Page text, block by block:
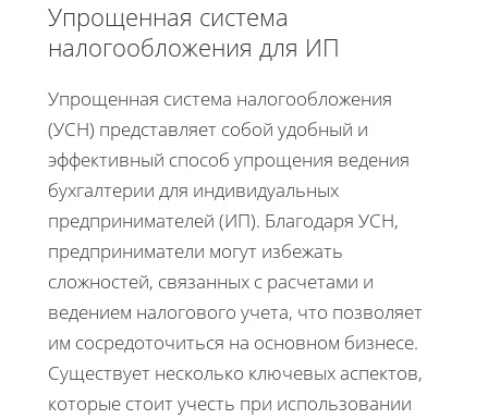
Упрощенная система
налогообложения для ИП
Упрощенная система налогообложения
(УСН) представляет собой удобный и
эффективный способ упрощения ведения
бухгалтерии для индивидуальных
предпринимателей (ИП). Благодаря УСН,
предприниматели могут избежать
сложностей, связанных с расчетами и
ведением налогового учета, что позволяет
им сосредоточиться на основном бизнесе.
Существует несколько ключевых аспектов,
которые стоит учесть при использовании